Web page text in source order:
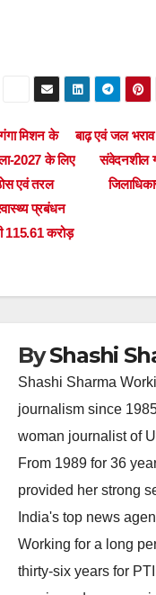
बाढ़ एवं जल
संवेदनशील
मिशन के
2027 के लिए
एवं तरल
प्रबंधन
115.61 करोड़
ByShashi
Shashi Sharma
journalism since
woman journalist of
From 1989 for 36
provided her strong
India's top news
Working for a long
thirty-six years for